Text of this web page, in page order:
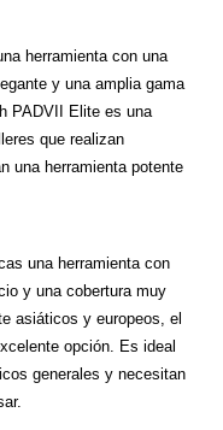
herramienta con una
y una amplia gama
PADVII Elite es una
que realizan
una herramienta potente
una herramienta con
y una cobertura muy
asiáticos y europeos, el
opción. Es ideal
generales y necesitan